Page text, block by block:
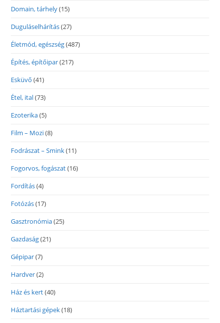
Domain, tárhely(15)
Duguláselhárítás(27)
Életmód, egészség(487)
Építés, építőipar(217)
Esküvő (41)
Étel, ital(73)
Ezoterika(5)
Film – Mozi(8)
Fodrászat – Smink(11)
Fogorvos, fogászat(16)
Fordítás(4)
Fotózás(17)
Gasztronómia(25)
Gazdaság(21)
Gépipar(7)
Hardver(2)
Ház és kert(40)
Háztartási gépek(18)